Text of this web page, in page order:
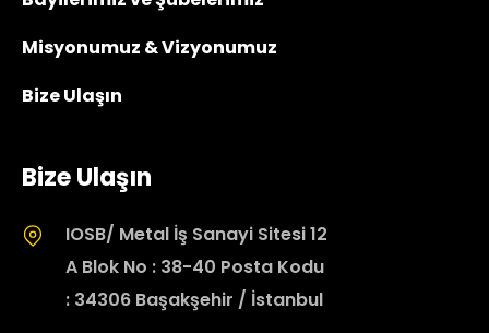
Misyonumuz & Vizyonumuz
Bize Ulaşın
Bize Ulaşın
IOSB/ Metal İş Sanayi Sitesi 12
A Blok No : 38-40 Posta Kodu
: 34306 Başakşehir / İstanbul